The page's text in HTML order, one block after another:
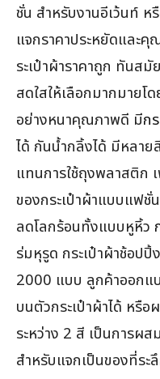
ชั่น สำหรับงานอีเว้นท์
แจกราคาประหยัดและ
ระเป๋าผ้าราคาถูก ทันส
สดใสให้เลือกมากมาย
อย่างหนาคุณภาพดี มีก
ได้ กันน้ำกลิ้งได้ มีหลาย
แทนการใช้ถุงพลาสติก
ของกระเป๋าผ้าแบบแฟ
ลดโลกร้อนทั้งแบบหูหิ้ว
ร่มหุรูด กระเป๋าผ้าช้อปปิ้
2000 แบบ ลูกค้าออกแ
บนตัวกระเป๋าผ้าได้ หรื
ระหว่าง 2 สี เป็นการผ
สำหรับแจกเป็นของที่ร